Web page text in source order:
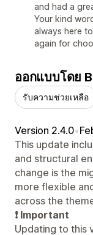
and had a
Your kind
always here
again for
ออกแบบโดย
รับความช่วยเหลือ
Version 2.4.0•
This update
and structural
change is the
more flexible
across the
❗ Important
Updating to this